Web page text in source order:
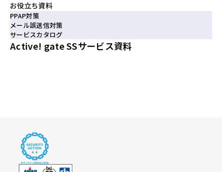
お役立ち資料
PPAP対策
メール誤送信対策
サービスカタログ
Active! gate SSサービス資料